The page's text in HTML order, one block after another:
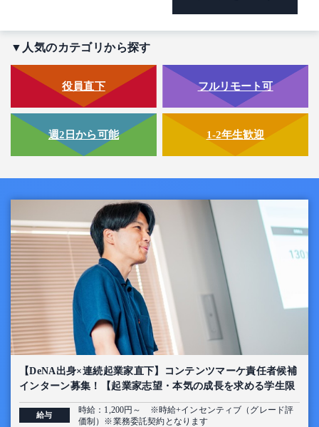
▼人気のカテゴリから探す
役員直下 フルリモート可
週2日から可能 1-2年生歓迎
【DeNA出身×連続起業家直下】コンテンツマーケ責任者候補
インターン募集！【起業家志望・本気の成長を求める学生限
定】
給与
時給：1,200円～ ※時給+インセンティブ（グレード評
価制）※業務委託契約となります